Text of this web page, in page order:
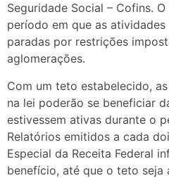
Seguridade Social – Cofins.
período em que as
paradas por restrições
aglomerações.
Com um teto estabelecido,
na lei poderão se beneficiar
estivessem ativas durante o
Relatórios emitidos a cada
Especial da Receita Federal
benefício, até que o teto seja